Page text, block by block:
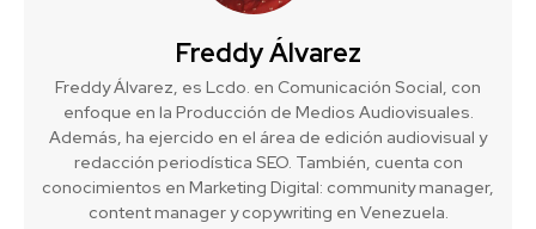
Freddy Álvarez
Freddy Álvarez, es Lcdo. en Comunicación Social, con
enfoque en la Producción de Medios Audiovisuales.
Además, ha ejercido en el área de edición audiovisual y
redacción periodística SEO. También, cuenta con
conocimientos en Marketing Digital: community manager,
content manager y copywriting en Venezuela.